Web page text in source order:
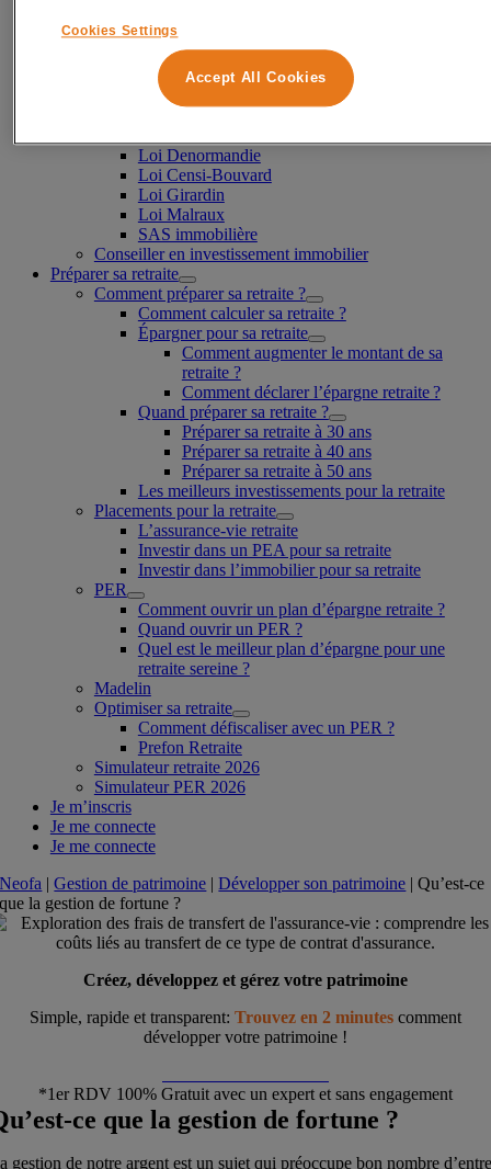
SCPI
Crowdfunding immobilier
Investir en SCI
Immobilier ancien
Loi Denormandie
Loi Censi-Bouvard
Loi Girardin
Loi Malraux
SAS immobilière
Conseiller en investissement immobilier
Préparer sa retraite
Comment préparer sa retraite ?
Comment calculer sa retraite ?
Épargner pour sa retraite
Comment augmenter le montant de sa
retraite ?
Comment déclarer l’épargne retraite ?
Quand préparer sa retraite ?
Préparer sa retraite à 30 ans
Préparer sa retraite à 40 ans
Préparer sa retraite à 50 ans
Les meilleurs investissements pour la retraite
Placements pour la retraite
L’assurance-vie retraite
Investir dans un PEA pour sa retraite
Investir dans l’immobilier pour sa retraite
PER
Comment ouvrir un plan d’épargne retraite ?
Quand ouvrir un PER ?
Quel est le meilleur plan d’épargne pour une
retraite sereine ?
Madelin
Optimiser sa retraite
Comment défiscaliser avec un PER ?
Prefon Retraite
Simulateur retraite 2026
Simulateur PER 2026
Je m’inscris
Je me connecte
Je me connecte
Neofa |Gestion de patrimoine |Développer son patrimoine |Qu’est-ce
que la gestion de fortune ?
Créez, développez et gérez votre patrimoine
Simple, rapide et transparent: Trouvez en 2 minutes comment
développer votre patrimoine !
*1er RDV 100% Gratuit avec un expert et sans engagement
ce que la gestion de fortune ?
gestion de notre argent est un sujet qui préoccupe bon nombre
Cookies Settings
Accept All Cookies